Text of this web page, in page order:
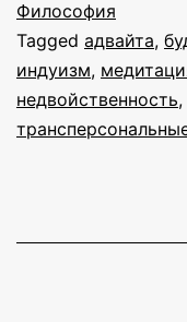
Философия
Tagged адвайта,
индуизм,
недвойственность,